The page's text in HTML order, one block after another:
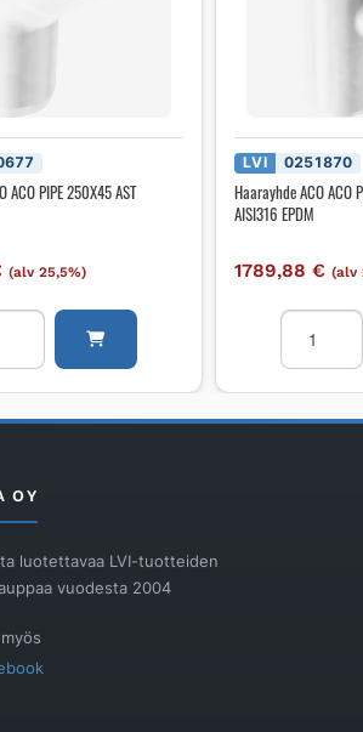
ACO PIPE 250X45 AST
(alv 25,5%)
LVI 0251870
Haarayhde ACO ACO
AISI316 EPDM
1789,88€ (alv
Haarayhde
ACO
ACO
315-
OY
luotettavaa LVI-tuotteiden
vuodesta 2004